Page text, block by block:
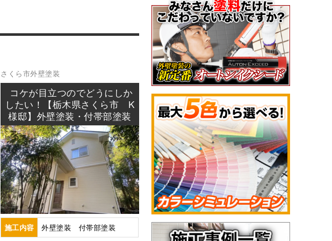
さくら市外壁塗装
コケが目立つのでどうにしか
したい！【栃木県さくら市 K
様邸】外壁塗装・付帯部塗装
施工内容
外壁塗装 付帯部塗装